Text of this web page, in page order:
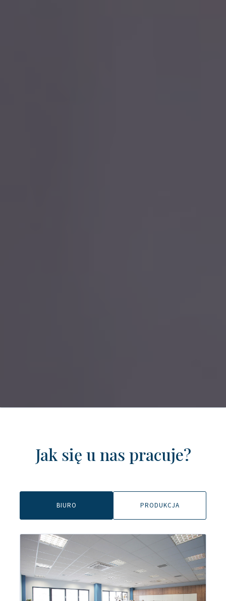
Jak się u nas pracuje?
BIURO PRODUKCJA